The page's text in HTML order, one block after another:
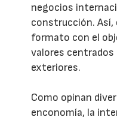
negocios
construcción. Así,
formato con el
valores centrados
exteriores.
Como opinan
enconomía, la